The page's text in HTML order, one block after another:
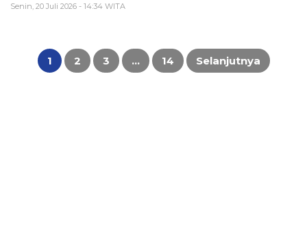
Senin, 20 Juli 2026 - 14:34 WITA
Paginasi
pos
1 2 3 … 14 Selanjutnya